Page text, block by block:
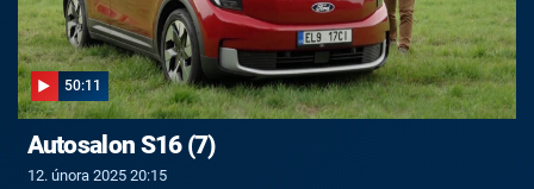
50:11
Autosalon S16 (7)
12. února 2025 20:15